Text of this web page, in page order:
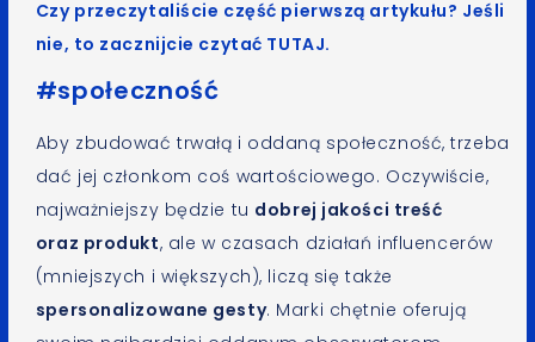
Czy przeczytaliście część pierwszą artykułu? Jeśli
nie, to zacznijcie czytać TUTAJ.
#społeczność
Aby zbudować trwałą i oddaną społeczność, trzeba
dać jej członkom coś wartościowego. Oczywiście,
najważniejszy będzie tu dobrej jakości treść
oraz produkt, ale w czasach działań influencerów
(mniejszych i większych), liczą się także
spersonalizowane gesty. Marki chętnie oferują